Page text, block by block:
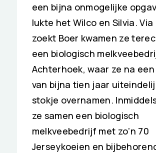
een bijna onmogelijke
lukte het Wilco en Silvia. Via
zoekt Boer kwamen ze
een biologisch
Achterhoek, waar ze na
van bijna tien jaar
stokje overnamen.
ze samen een biologisch
melkveebedrijf met zo’n 70
Jerseykoeien en